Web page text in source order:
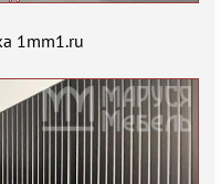
1mm1.ru